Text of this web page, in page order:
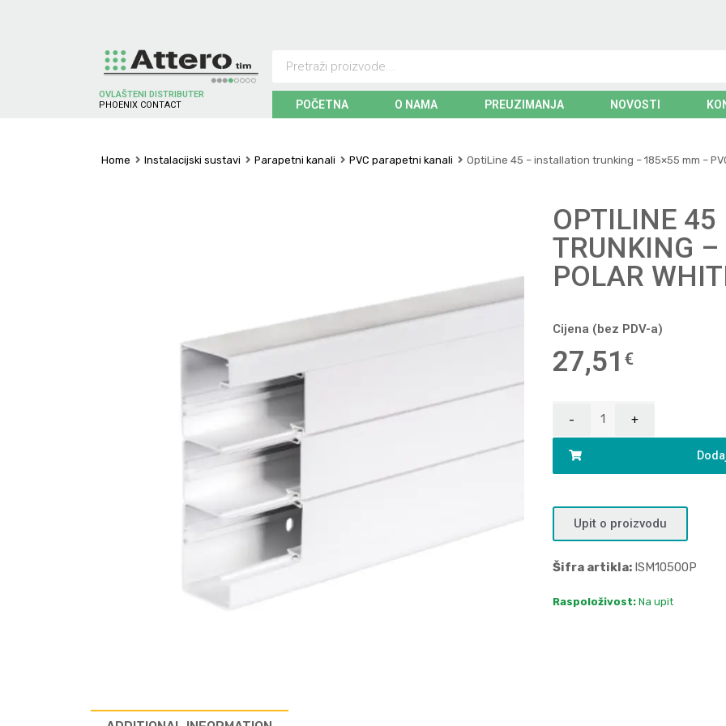
OVLAŠTENI DISTRIBUTER
P H O EN X CO NTACT POČETNA O NAMA PREUZIMANJA NOVOSTI
Home Instalacijski sustavi Parapetni kanali PVC parapetni kanali OptiLine 45 – installation trunking – 185×55 mm –
OPTILINE
TRUNKING
POLAR
Cijena (bez PDV-a)
27,51 €
Upit o proizvodu
Šifra artikla: ISM10500P
Raspoloživost: Na upit